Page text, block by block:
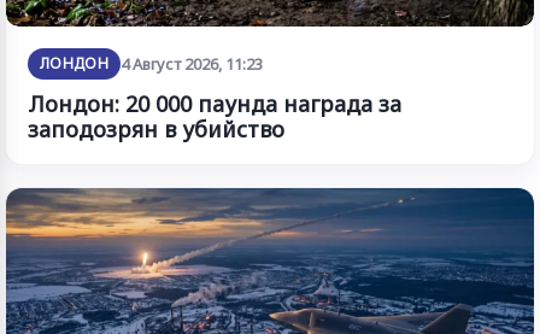
ЛОНДОН 4 Август 2026, 11:23
Лондон: 20 000 паунда награда за
заподозрян в убийство